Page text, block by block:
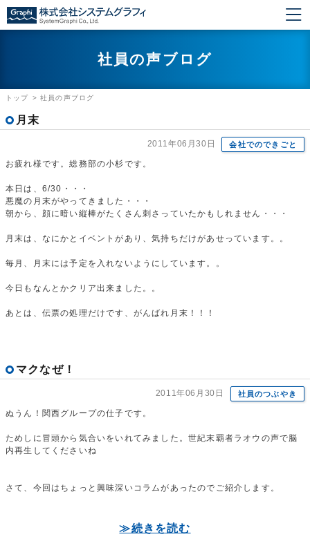
社員の声ブログ
トップ >社員の声ブログ
月末
2011年06月30日 会社でのできごと
お疲れ様です。総務部の小杉です。
本日は、6/30・・・
悪魔の月末がやってきました・・・
朝から、顔に暗い縦棒がたくさん刺さっていたかもしれません・・・
月末は、なにかとイベントがあり、気持ちだけがあせっています。。
毎月、月末には予定を入れないようにしています。。
今日もなんとかクリア出来ました。。
あとは、伝票の処理だけです、がんばれ月末！！！
マクなぜ！
2011年06月30日 社員のつぶやき
ぬうん！関西グループの仕子です。
ためしに冒頭から気合いをいれてみました。世紀末覇者ラオウの声で脳
内再生してくださいね
さて、今回はちょっと興味深いコラムがあったのでご紹介します。
≫続きを読む